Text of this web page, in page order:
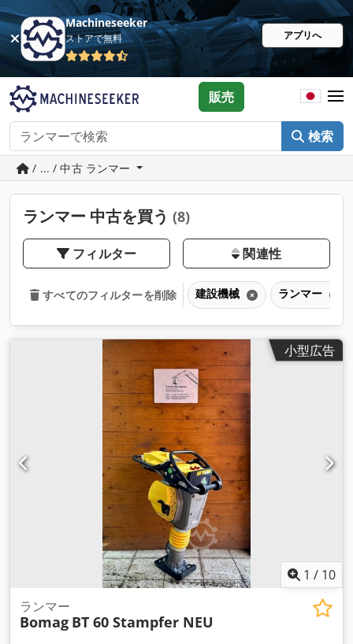
Machineseeker
ストアで無料 アプリへ
検索
販売
/ ... / 中古 ランマー
ランマー 中古を買う (8)
フィルター 関連性
すべてのフィルターを削除 建設機械 ランマー
小型広告
1 / 10
ランマー
Bomag BT 60 Stampfer NEU